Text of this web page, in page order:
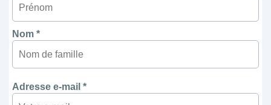
Nom *
Adresse e-mail *